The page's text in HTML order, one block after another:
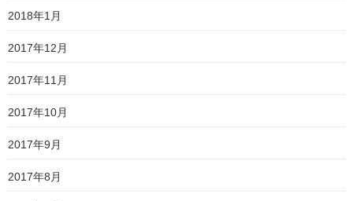
2018年1月
2017年12月
2017年11月
2017年10月
2017年9月
2017年8月